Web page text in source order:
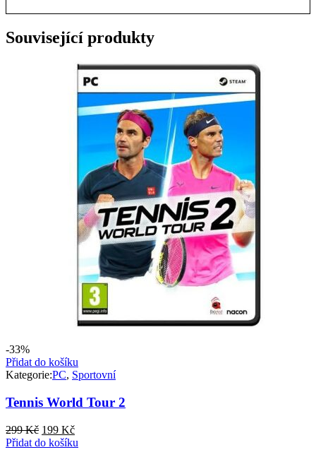
Související produkty
-33%
Přidat do košíku
Kategorie:PC, Sportovní
Tennis World Tour 2
299Kč Původní
cena
199 KčAktuální
cena
Přidat do košíku